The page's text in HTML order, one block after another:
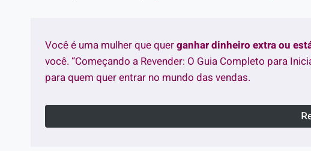
Você é uma mulher que querganhar dinheiro extra ou
você. “Começando a Revender: O Guia Completo para
para quem quer entrar no mundo das vendas.